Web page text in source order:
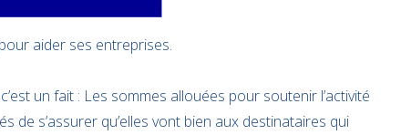
aider ses entreprises.
un fait : Les sommes allouées pour soutenir l’activité
s’assurer qu’elles vont bien aux destinataires qui